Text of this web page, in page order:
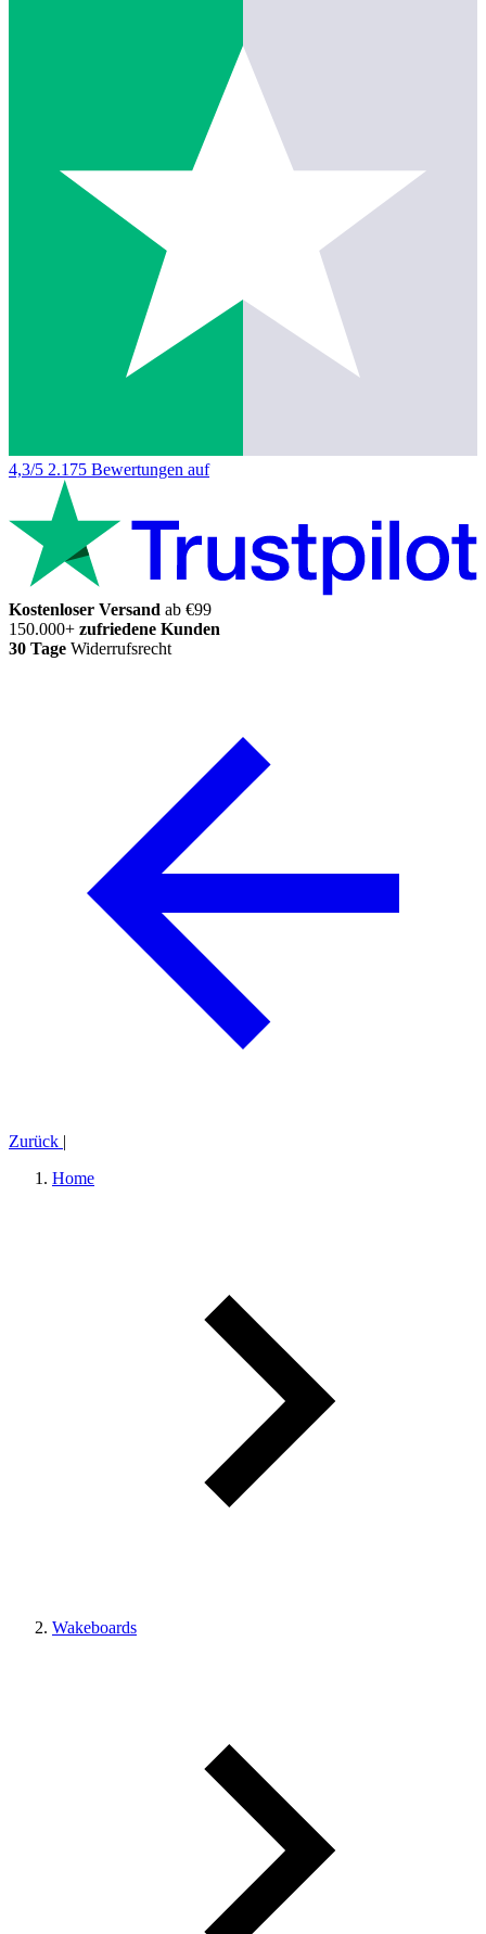
4,3/5 2.175 Bewertungen auf
Kostenloser Versand ab €99
150.000+ zufriedene Kunden
30 Tage Widerrufsrecht
Zurück |
Home
Wakeboards